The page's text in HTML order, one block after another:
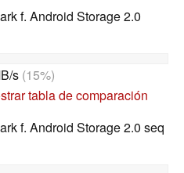
f. Android Storage 2.0
s(15%)
tabla de comparación
f. Android Storage 2.0 seq